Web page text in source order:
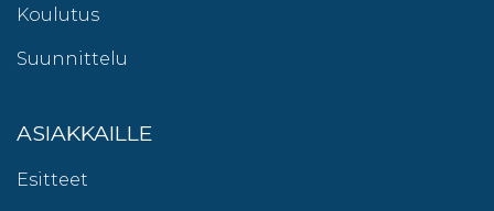
Koulutus
Suunnittelu
ASIAKKAILLE
Esitteet